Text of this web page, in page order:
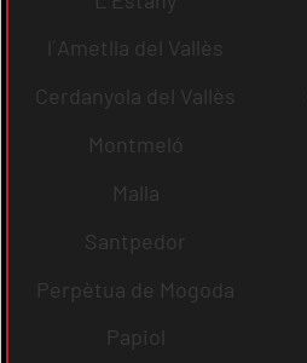
l´Ametlla del Vallès
Cerdanyola del Vallès
Montmeló
Malla
Santpedor
Perpètua de Mogoda
Papiol